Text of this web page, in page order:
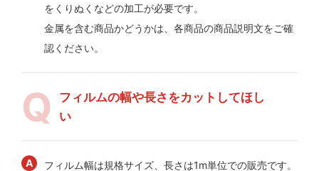
をくりぬくなどの加工が必要です。
金属を含む商品かどうかは、各商品の商品説明文をご確
認ください。
フィルムの幅や長さをカットしてほし
い
フィルム幅は規格サイズ、長さは1m単位での販売です。